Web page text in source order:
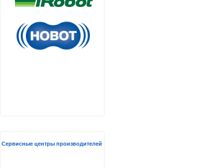
Сервисные центры производителей